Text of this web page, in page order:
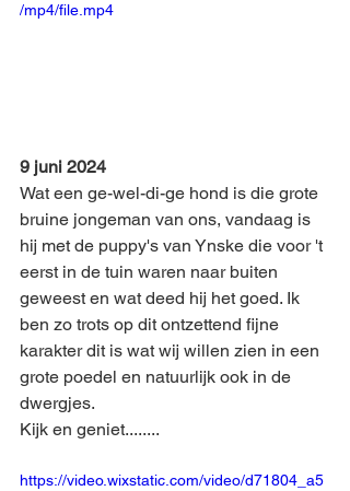
/mp4/file.mp4
9 juni 2024
Wat een ge-wel-di-ge hond is die grote
bruine jongeman van ons, vandaag is
hij met de puppy's van Ynske die voor 't
eerst in de tuin waren naar buiten
geweest en wat deed hij het goed. Ik
ben zo trots op dit ontzettend fijne
karakter dit is wat wij willen zien in een
grote poedel en natuurlijk ook in de
dwergjes.
Kijk en geniet........
https://video.wixstatic.com/video/d71804_a5